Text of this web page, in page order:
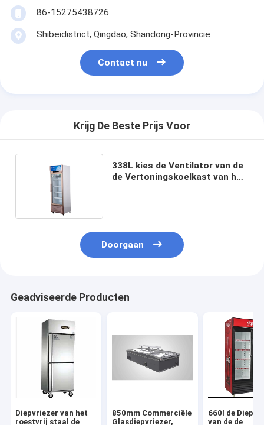
86-15275438726
Shibeidistrict, Qingdao, Shandong-Provincie
Contact nu
Krijg De Beste Prijs Voor
338L kies de Ventilator van de
de Vertoningskoelkast van het
Doorgaan
Geadviseerde Producten
Diepvriezer van het
roestvrij staal de
850mm Commerciële
Glasdiepvriezer,
660l de
van de de